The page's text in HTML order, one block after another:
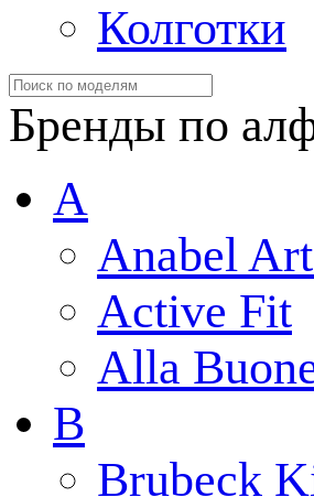
Колготки
Бренды по
A
Anabel
Active Fit
Alla
B
Brubeck